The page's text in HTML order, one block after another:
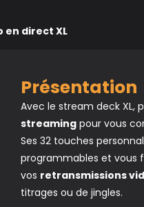
en direct XL
Présentation
Avec le stream deck XL,
streaming pour vous
Ses 32 touches
programmables et vous
vos retransmissions
titrages ou de jingles.